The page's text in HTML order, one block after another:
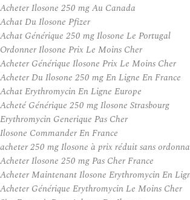
Acheter Ilosone 250 mg Au Canada
Achat Du Ilosone Pfizer
Achat Générique 250 mg Ilosone Le Portugal
Ordonner Ilosone Prix Le Moins Cher
Acheter Générique Ilosone Prix Le Moins Cher
Acheter Du Ilosone 250 mg En Ligne En France
Achat Erythromycin En Ligne Europe
Acheté Générique 250 mg Ilosone Strasbourg
Erythromycin Generique Pas Cher
Ilosone Commander En France
acheter 250 mg Ilosone à prix réduit sans
Acheter Ilosone 250 mg Pas Cher France
Acheter Maintenant Ilosone Erythromycin En
Acheter Générique Erythromycin Le Moins Cher